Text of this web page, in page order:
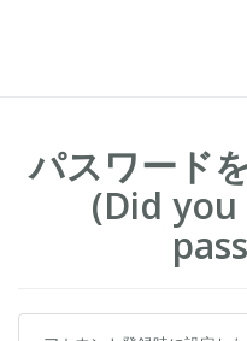
パスワード
(Did